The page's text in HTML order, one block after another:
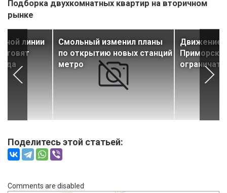
Подборка двухкомнатных квартир на вторичном
рынке
линии
Смольный изменил планы
по открытию новых станций
метро
Движение
ограничат
Поделитесь этой статьей:
Comments are disabled